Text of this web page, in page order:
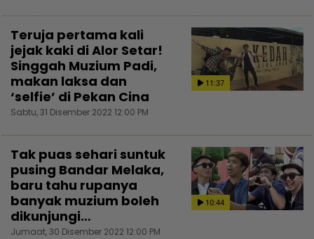
11:37
Teruja pertama kali
jejak kaki di Alor Setar!
Singgah Muzium Padi,
makan laksa dan
‘selfie’ di Pekan Cina
Sabtu, 31 Disember 2022 12:00 PM
10:44
Tak puas sehari suntuk
pusing Bandar Melaka,
baru tahu rupanya
banyak muzium boleh
dikunjungi…
Jumaat, 30 Disember 2022 12:00 PM